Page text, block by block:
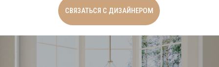
СВЯЗАТЬСЯ С ДИЗАЙНЕРОМ